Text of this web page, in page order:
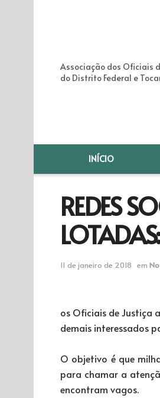
Associação dos Oficiais
do Distrito Federal e
INÍCIO
REDES
11 de janeiro de 2018 em
os Oficiais de Justiça
demais interessados
O objetivo é que
para chamar a
encontram vagos.